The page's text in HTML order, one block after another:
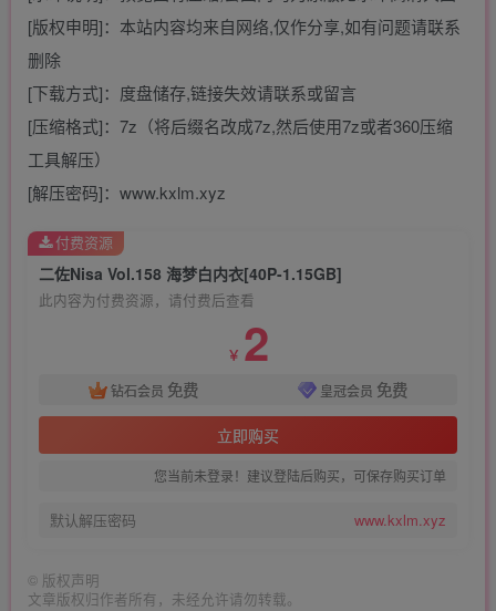
[版权申明]：本站内容均来自网络,仅作分享,如有问题请联系
删除
[下载方式]：度盘储存,链接失效请联系或留言
[压缩格式]：7z（将后缀名改成7z,然后使用7z或者360压缩
工具解压）
[解压密码]：www.kxlm.xyz
二佐Nisa Vol.158 海梦白内衣[40P-1.15GB]
此内容为付费资源，请付费后查看
￥ 2
钻石会员 免费 皇冠会员 免费
立即购买
您当前未登录！建议登陆后购买，可保存购买订单
默认解压密码 www.kxlm.xyz
付费资源
© 版权声明
文章版权归作者所有，未经允许请勿转载。